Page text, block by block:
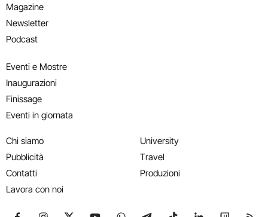
Magazine
Newsletter
Podcast
Eventi e Mostre
Inaugurazioni
Finissage
Eventi in giornata
Chi siamo
Pubblicità
Contatti
Lavora con noi
University
Travel
Produzioni
Seguici su Facebook
Seguici su Instagram
Seguici su X
Seguici su YouTube
Seguici su WhatsApp
Seguici su Telegram
Seguici su TikTok
Seguici su
Seguici